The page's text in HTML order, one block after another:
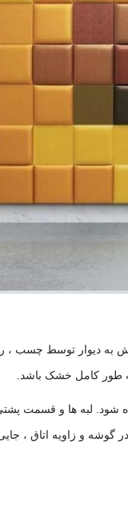
به دیوار توسط چسب
طور کامل خشک باشد
شود. لبه ها و قسمت
و زاویه اتاق ،